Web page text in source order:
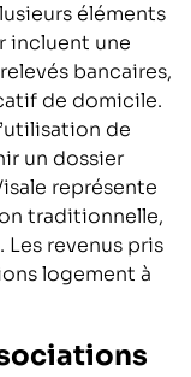
éléments
incluent une
bancaires,
de domicile.
de
un dossier
représente
traditionnelle,
Les revenus pris
logement à